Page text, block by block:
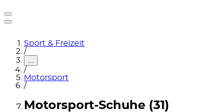
Sport & Freizeit
/
...
/
Motorsport
/
Motorsport-Schuhe (31)